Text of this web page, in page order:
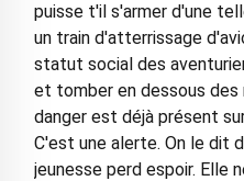
puisse t'il s'armer d'une
un train d'atterrissage
statut social des
et tomber en dessous des
danger est déjà présent
C'est une alerte. On le dit
jeunesse perd espoir. Elle